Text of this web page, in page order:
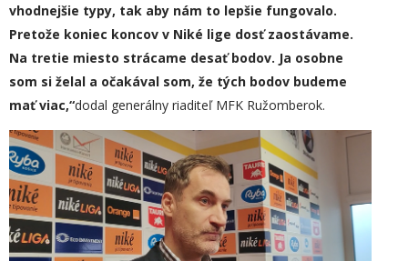
vhodnejšie typy, tak aby nám to lepšie fungovalo.
Pretože koniec koncov v Niké lige dosť zaostávame.
Na tretie miesto strácame desať bodov. Ja osobne
som si želal a očakával som, že tých bodov budeme
mať viac,“dodal generálny riaditeľ MFK Ružomberok.